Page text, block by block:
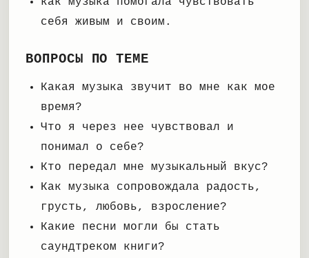
себя живым и своим.
ВОПРОСЫ ПО ТЕМЕ
Какая музыка звучит во мне как мое
время?
Что я через нее чувствовал и
понимал о себе?
Кто передал мне музыкальный вкус?
Как музыка сопровождала радость,
грусть, любовь, взросление?
Какие песни могли бы стать
саундтреком книги?